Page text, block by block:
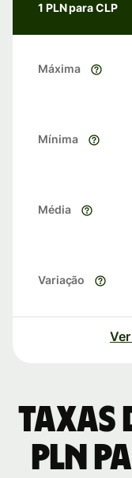
1 PLN para CLP
Máxima
Mínima
Média
Variação
Taxas
PLN